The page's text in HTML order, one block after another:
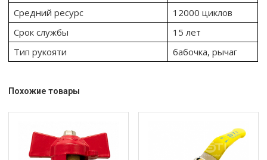
Средний ресурс
12000 циклов
Срок службы
15 лет
Тип рукояти
бабочка, рычаг
Похожие товары